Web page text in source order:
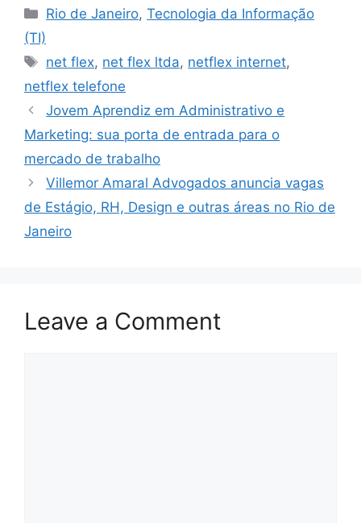
Categories
Rio de Janeiro,Tecnologia da Informação
(TI)
Tags
net flex, net flex ltda, netflex internet,
netflex telefone
Jovem Aprendiz em Administrativo e
Marketing: sua porta de entrada para o
mercado de trabalho
Villemor Amaral Advogados anuncia vagas
de Estágio, RH, Design e outras áreas no Rio de
Janeiro
Leave a Comment